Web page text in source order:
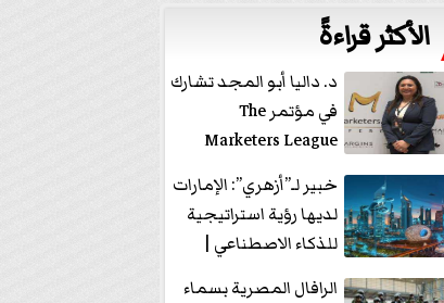
الأكثر قراءةً
د. داليا أبو المجد تشارك
في مؤتمر The
Marketers League
وتدير جلسة...
خبير لـ”أزهري”: الإمارات
لديها رؤية استراتيجية
للذكاء الاصطناعي |
الرافال المصرية بسماء